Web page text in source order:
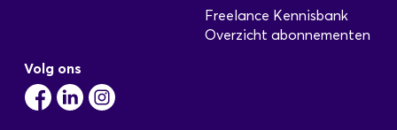
wij al ruim 10 jaar met succes! Functie-
omschrijving: · Je bent verantwoordelijk voor de
Freelance Kennisbank
Overzicht abonnementen
Volg ons